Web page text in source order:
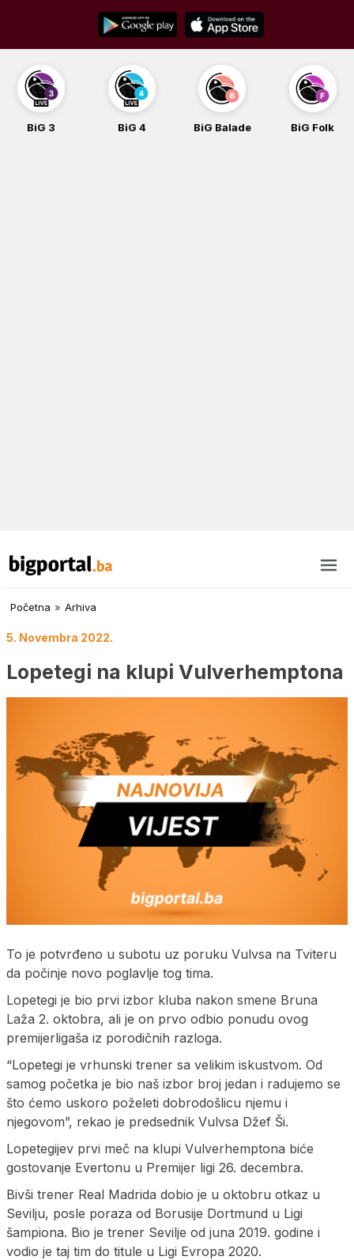
content
BiG 3 BiG 4 BiG Balade BiG Folk
Početna » Arhiva
5. Novembra 2022.
Lopetegi na klupi Vulverhemptona
To je potvrđeno u subotu uz poruku Vulvsa na Tviteru
da počinje novo poglavlje tog tima.
Lopetegi je bio prvi izbor kluba nakon smene Bruna
Laža 2. oktobra, ali je on prvo odbio ponudu ovog
premijerligaša iz porodičnih razloga.
“Lopetegi je vrhunski trener sa velikim iskustvom. Od
samog početka je bio naš izbor broj jedan i radujemo se
što ćemo uskoro poželeti dobrodošlicu njemu i
njegovom”, rekao je predsednik Vulvsa Džef Ši.
Lopetegijev prvi meč na klupi Vulverhemptona biće
gostovanje Evertonu u Premijer ligi 26. decembra.
Bivši trener Real Madrida dobio je u oktobru otkaz u
Sevilju, posle poraza od Borusije Dortmund u Ligi
šampiona. Bio je trener Sevilje od juna 2019. godine i
vodio je taj tim do titule u Ligi Evropa 2020.